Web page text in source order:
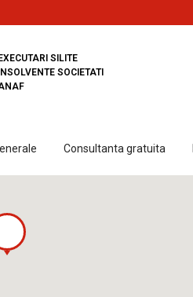
SILITE
SOCIETATI
Consultanta gratuita